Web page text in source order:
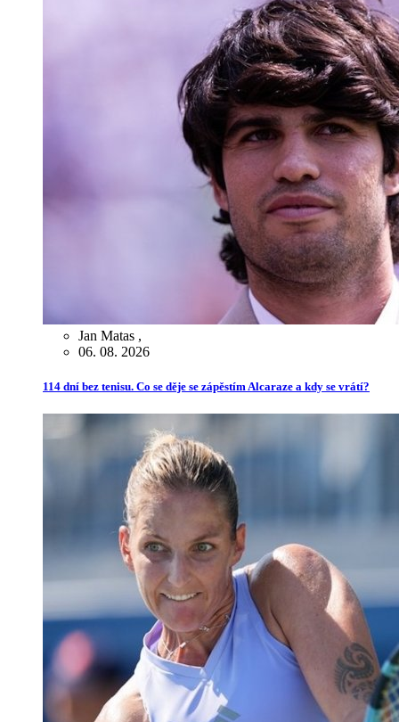
Jan Matas ,
06. 08. 2026
114 dní bez tenisu. Co se děje se zápěstím Alcaraze a kdy se vrátí?